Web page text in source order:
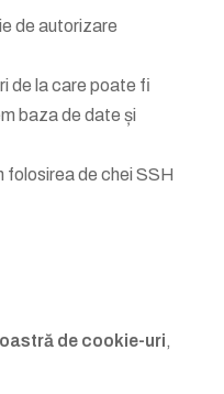
de autorizare
de la care poate fi
baza de date și
folosirea de chei SSH
de cookie-uri,